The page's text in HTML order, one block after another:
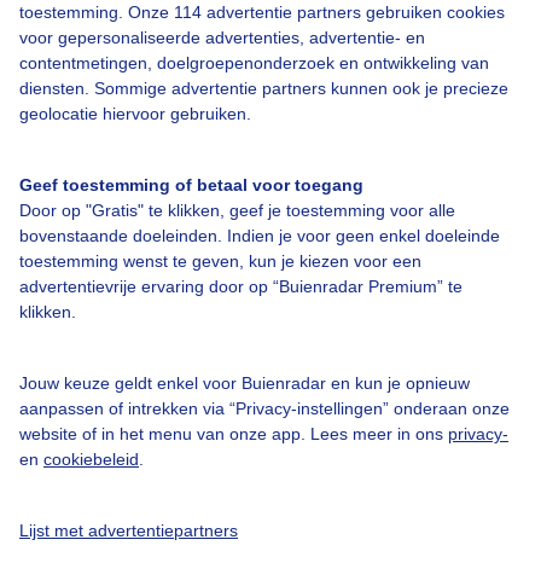
toestemming. Onze 114 advertentie partners gebruiken cookies
voor gepersonaliseerde advertenties, advertentie- en
contentmetingen, doelgroepenonderzoek en ontwikkeling van
diensten. Sommige advertentie partners kunnen ook je precieze
geolocatie hiervoor gebruiken.
Geef toestemming of betaal voor toegang
Door op "Gratis" te klikken, geef je toestemming voor alle
bovenstaande doeleinden. Indien je voor geen enkel doeleinde
toestemming wenst te geven, kun je kiezen voor een
advertentievrije ervaring door op “Buienradar Premium” te
klikken.
Jouw keuze geldt enkel voor Buienradar en kun je opnieuw
aanpassen of intrekken via “Privacy-instellingen” onderaan onze
website of in het menu van onze app. Lees meer in ons privacy-
en cookiebeleid
Lijst met advertentiepartners
Over Buienradar
Bedrijfsgegevens
Veelgestelde vragen
Contact
Toegankelijkheid
Adverteren
Buienradar Team
Privacy beleid
Privacy instellingen